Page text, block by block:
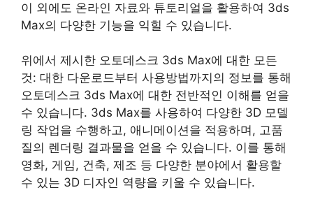
이 외에도 온라인 자료와 튜토리얼을 활용하여 3ds
Max의 다양한 기능을 익힐 수 있습니다.
위에서 제시한 오토데스크 3ds Max에 대한 모든
것: 대한 다운로드부터 사용방법까지의 정보를 통해
오토데스크 3ds Max에 대한 전반적인 이해를 얻을
수 있습니다. 3ds Max를 사용하여 다양한 3D 모델
링 작업을 수행하고, 애니메이션을 적용하며, 고품
질의 렌더링 결과물을 얻을 수 있습니다. 이를 통해
영화, 게임, 건축, 제조 등 다양한 분야에서 활용할
수 있는 3D 디자인 역량을 키울 수 있습니다.